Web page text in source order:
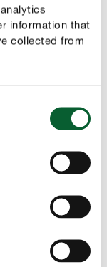
information that
collected from
te krap
de pot
potgrond
& Palmen
pas te
groeit of de